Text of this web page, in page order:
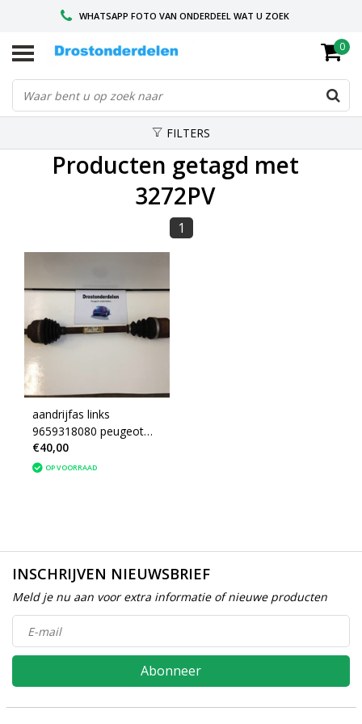
WHATSAPP FOTO VAN ONDERDEEL WAT U ZOEK
VOOR 16.00 BESTELD, VANDAAG VERZONDEN
GESPECIALISEERD PEUGEOT
0
FILTERS
Producten getagd met
3272PV
1
aandrijfas links
9659318080 peugeot
207 1.4 (3272PV)
€40,00
OP VOORRAAD
INSCHRIJVEN NIEUWSBRIEF
Meld je nu aan voor extra informatie of nieuwe producten
Abonneer